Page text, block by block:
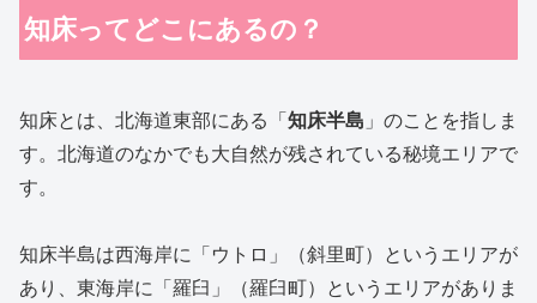
知床ってどこにあるの？
知床とは、北海道東部にある「知床半島 」のことを指しま
す。北海道のなかでも大自然が残されている秘境エリアで
す。
知床半島は西海岸に「ウトロ」（斜里町）というエリアが
あり、東海岸に「羅臼」（羅臼町）というエリアがありま